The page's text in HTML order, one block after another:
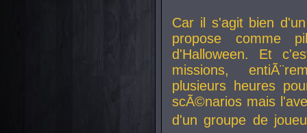
Car il s'agit bien
propose comme
d'Halloween. Et
missions,
plusieurs heures
scÃ©narios mais
d'un groupe de